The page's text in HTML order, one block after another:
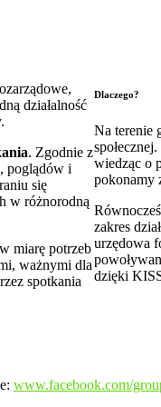
działalność
. Zgodnie z
poglądów i
się
w różnorodną
miarę potrzeb
ważnymi dla
spotkania
Dlaczego?
Na terenie
wiedząc o
pokonamy
zakres
urzędowa
dzięki
www.facebook.com/